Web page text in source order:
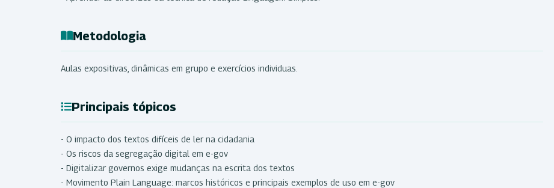
Metodologia
Aulas expositivas, dinâmicas em grupo e exercícios individuas.
Principais tópicos
- O impacto dos textos difíceis de ler na cidadania
- Os riscos da segregação digital em e-gov
- Digitalizar governos exige mudanças na escrita dos textos
- Movimento Plain Language: marcos históricos e principais exemplos de uso em e-gov